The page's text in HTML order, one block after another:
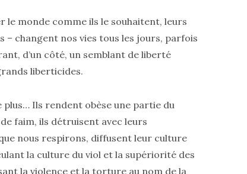
monde comme ils le souhaitent, leurs
– changent nos vies tous les jours, parfois
d’un côté, un semblant de liberté
liberticides.
Ils rendent obèse une partie du
faim, ils détruisent avec leurs
nous respirons, diffusent leur culture
la culture du viol et la supériorité des
la violence et la torture au nom de la